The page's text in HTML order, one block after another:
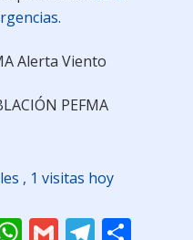
Alerta Viento
PEFMA
, 1 visitas hoy
WhatsApp
Gmail